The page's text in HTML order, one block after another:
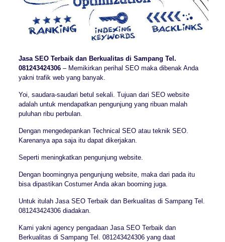
Jasa SEO Terbaik dan Berkualitas di Sampang Tel.
081243424306– Memikirkan perihal SEO maka dibenak Anda
yakni trafik web yang banyak.
Yoi, saudara-saudari betul sekali. Tujuan dari SEO website
adalah untuk mendapatkan pengunjung yang ribuan malah
puluhan ribu perbulan.
Dengan mengedepankan Technical SEO atau teknik SEO.
Karenanya apa saja itu dapat dikerjakan.
Seperti meningkatkan pengunjung website.
Dengan boomingnya pengunjung website, maka dari pada itu
bisa dipastikan Costumer Anda akan booming juga.
Untuk itulah Jasa SEO Terbaik dan Berkualitas di Sampang Tel.
081243424306 diadakan.
Kami yakni agency pengadaan Jasa SEO Terbaik dan
Berkualitas di Sampang Tel. 081243424306 yang daat